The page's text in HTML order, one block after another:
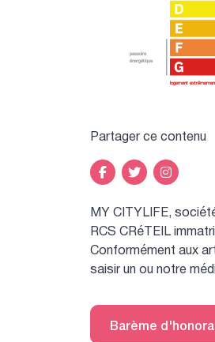
passoire
énergétique
logement
Partager ce contenu
MY CITYLIFE,
RCS CRéTEIL
Conformément aux
saisir un ou notre
Barème